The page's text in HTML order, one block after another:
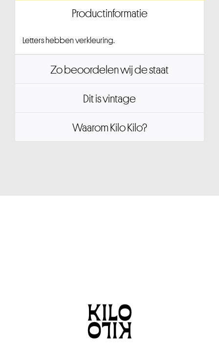
Productinformatie
Letters hebben verkleuring.
Zo beoordelen wij de staat
Dit is vintage
Waarom Kilo Kilo?